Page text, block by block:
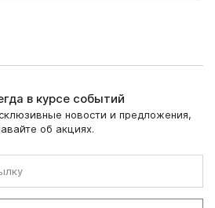
в курсе событий
новости и предложения,
об акциях.